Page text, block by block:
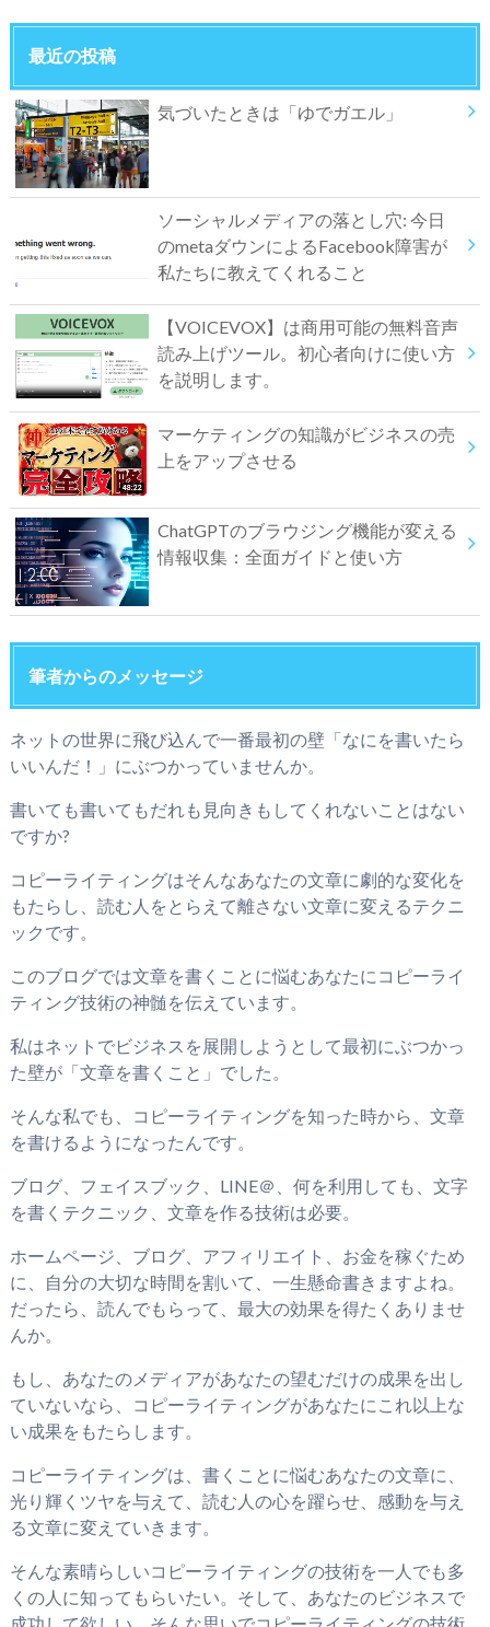
最近の投稿
気づいたときは「ゆでガエル」
ソーシャルメディアの落とし穴: 今日
のmetaダウンによるFacebook障害が
私たちに教えてくれること
【VOICEVOX】は商用可能の無料音声
読み上げツール。初心者向けに使い方
を説明します。
マーケティングの知識がビジネスの売
上をアップさせる
ChatGPTのブラウジング機能が変える
情報収集：全面ガイドと使い方
筆者からのメッセージ
ネットの世界に飛び込んで一番最初の壁「なにを書いたら
いいんだ！」にぶつかっていませんか。
書いても書いてもだれも見向きもしてくれないことはない
ですか?
コピーライティングはそんなあなたの文章に劇的な変化を
もたらし、読む人をとらえて離さない文章に変えるテクニ
ックです。
このブログでは文章を書くことに悩むあなたにコピーライ
ティング技術の神髄を伝えています。
私はネットでビジネスを展開しようとして最初にぶつかっ
た壁が「文章を書くこと」でした。
そんな私でも、コピーライティングを知った時から、文章
を書けるようになったんです。
ブログ、フェイスブック、LINE＠、何を利用しても、文字
を書くテクニック、文章を作る技術は必要。
ホームページ、ブログ、アフィリエイト、お金を稼ぐため
に、自分の大切な時間を割いて、一生懸命書きますよね。
だったら、読んでもらって、最大の効果を得たくありませ
んか。
もし、あなたのメディアがあなたの望むだけの成果を出し
ていないなら、コピーライティングがあなたにこれ以上な
い成果をもたらします。
コピーライティングは、書くことに悩むあなたの文章に、
光り輝くツヤを与えて、読む人の心を躍らせ、感動を与え
る文章に変えていきます。
そんな素晴らしいコピーライティングの技術を一人でも多
くの人に知ってもらいたい。そして、あなたのビジネスで